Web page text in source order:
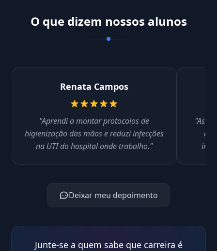
O que dizem nossos alunos
Renata Campos
"Aprendi a montar protocolos de
higienização das mãos e reduzi infecções
na UTI do hospital onde trabalho."
"As
Deixar meu depoimento
Junte-se a quem sabe que carreira é